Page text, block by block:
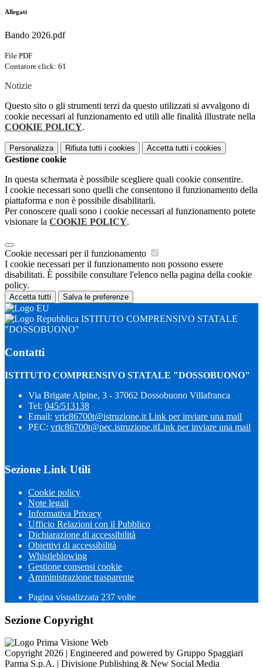
Allegati
Bando 2026.pdf
File PDF
Contatore click: 61
Notizie
Questo sito o gli strumenti terzi da questo utilizzati si avvalgono di
cookie necessari al funzionamento ed utili alle finalità illustrate nella
COOKIE POLICY.
Personalizza Rifiuta tutti i cookies Accetta tutti i cookies
Gestione cookie
In questa schermata è possibile scegliere quali cookie consentire.
I cookie necessari sono quelli che consentono il funzionamento della
piattaforma e non è possibile disabilitarli.
Per conoscere quali sono i cookie necessari al funzionamento potete
visionare la COOKIE POLICY.
Cookie necessari per il funzionamento
I cookie necessari per il funzionamento non possono essere
disabilitati. È possibile consultare l'elenco nella pagina della cookie
policy.
Accetta tutti Salva le preferenze
ISTITUTO COMPRENSIVO STATALE
"DOSSOBUONO"
Contatti
ISTITUTO COMPRENSIVO STATALE "DOSSOBUONO"
Via Brigate Alpine, 3 - 37062 Dossobuono Villafranca
Tel: 045/513138
Email: vric86700t@istruzione.it Link per inviare una mail
PEC: vric86700t@pec.istruzione.itLink per inviare una mail
Sezione Link Utili
Cookie policy
Note legali
Informativa Privacy
Ufficio Relazioni con il Pubblico
Dichiarazione di accessibilità
Obiettivi di accessibilità
Whistleblowing
Gestione consensi cookie
Amministrazione trasparente
Pagina visualizzata 237 volte
Sezione Copyright
Copyright 2026 | Engineered and powered by Gruppo Spaggiari
Parma S.p.A. | Divisione Publishing & New Social Media